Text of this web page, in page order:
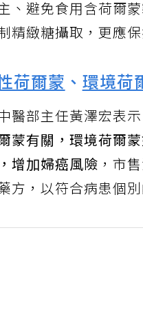
、避免食用含荷爾
精緻糖攝取，更應
荷爾蒙 、環境荷
醫部主任黃澤宏表
蒙有關，環境荷爾
增加婦癌風險 ，市
方，以符合病患個別